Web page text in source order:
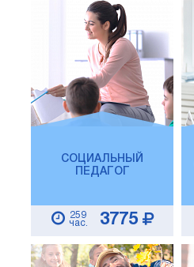
СОЦИАЛЬНЫЙ
ПЕДАГОГ
259
час.
3775